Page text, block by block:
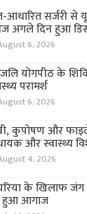
सर्जरी से
अगले दिन हुआ
6, 2026
योगपीठ के
परामर्श
6, 2026
कुपोषण और
और स्वास्थ्य
4, 2026
के खिलाफ जंग
हुआ आगाज